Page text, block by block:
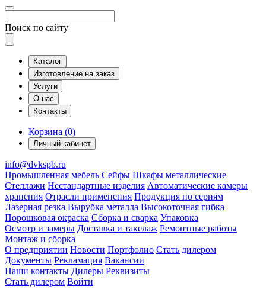
Поиск по сайту
Каталог
Изготовление на заказ
Услуги
О нас
Контакты
Корзина (0)
Личный кабинет
info@dvkspb.ru
Промышленная мебель Сейфы Шкафы металлические
Стеллажи Нестандартные изделия Автоматические камеры
хранения Отрасли применения Продукция по сериям
Лазерная резка Вырубка металла Высокоточная гибка
Порошковая окраска Сборка и сварка Упаковка
Осмотр и замеры Доставка и такелаж Ремонтные работы
Монтаж и сборка
О предприятии Новости Портфолио Стать дилером
Документы Рекламация Вакансии
Наши контакты Дилеры Реквизиты
Стать дилером Войти